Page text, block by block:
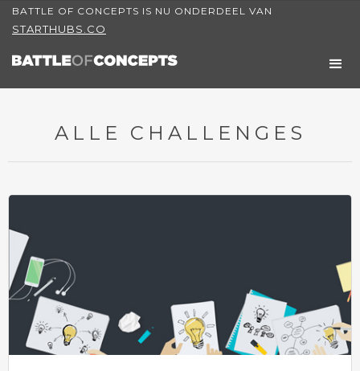
BATTLE OF CONCEPTS IS NU ONDERDEEL VAN
STARTHUBS.CO
ALLE CHALLENGES